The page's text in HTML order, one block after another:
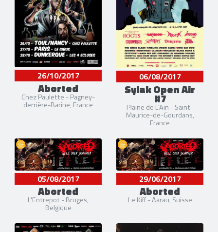
26/10/2017
Aborted
Chez Paulette - Pagney-
derrière-Barine, France
06/08/2017
Sylak Open Air
#7
Plaine de L'Ain - Saint-
Maurice-de-Gourdans,
France
05/08/2017
Aborted
L'Entrepot - Bruges,
Belgique
29/06/2017
Aborted
Le Kiff - Aarau, Suisse